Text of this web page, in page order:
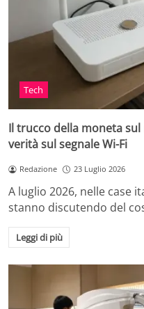
Tech
Il trucco della moneta
verità sul segnale Wi-Fi
Redazione 23 Luglio 2026
A luglio 2026, nelle case
stanno discutendo del
Leggi di più